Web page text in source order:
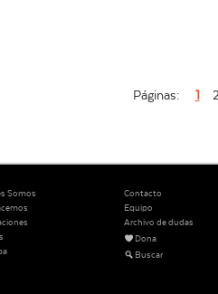
Páginas: 1
Somos
Contacto
Equipo
Archivo de dudas
Dona
Buscar